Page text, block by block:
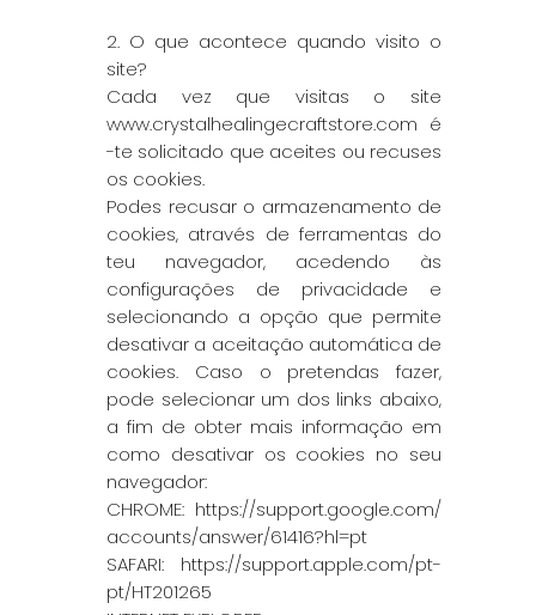
2. O que acontece quando visito o
site?
Cada vez que visitas o site
www.crystalhealingecraftstore.com é
-te solicitado que aceites ou recuses
os cookies.
Podes recusar o armazenamento de
cookies, através de ferramentas do
teu navegador, acedendo às
configurações de privacidade e
selecionando a opção que permite
desativar a aceitação automática de
cookies. Caso o pretendas fazer,
pode selecionar um dos links abaixo,
a fim de obter mais informação em
como desativar os cookies no seu
navegador:
CHROME: https://support.google.com/
accounts/answer/61416?hl=pt
SAFARI: https://support.apple.com/pt-
pt/HT201265